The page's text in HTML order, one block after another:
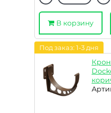
В корзину
Под заказ: 1-3 дня